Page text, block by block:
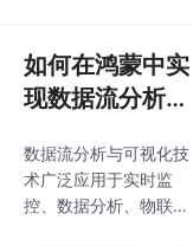
础支持。通过合理的算
法设计和高效的数
迎在评论区留言交流！
我是一个在代码世界里
不断摸索的小码农，愿
越走越远，越学越强！
✍️ 作者：某个被流“治
愈”过的 Java 老兵📅 日
如何在鸿蒙中实
现数据流分析与
数据流分析与可视化技
术广泛应用于实时监
控、数据分析、物联网